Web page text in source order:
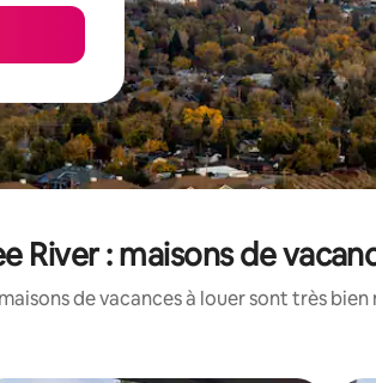
River : maisons de
de vacances à louer sont très